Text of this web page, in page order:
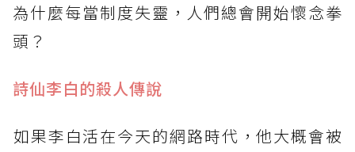
為什麼每當制度失靈，人們總會開始懷念拳
頭？
​詩仙李白的殺人傳說
​如果李白活在今天的網路時代，他大概會被